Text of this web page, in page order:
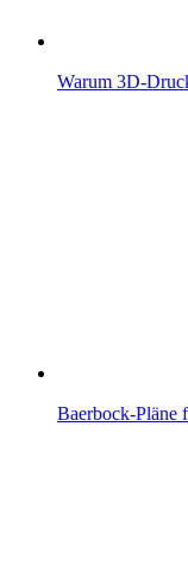
Warum 3D-
Baerbock-Pläne